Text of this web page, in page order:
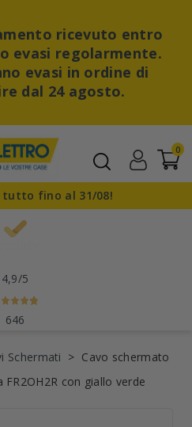
ricevuto entro
evasi regolarmente.
evasi in ordine di
dal 24 agosto.
0
tutto fino al 31/08!
4,9/5
646
Schermati
Cavo schermato
con giallo verde